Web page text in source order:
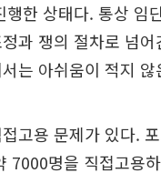
한 상태다. 통상 임
과 쟁의 절차로 넘
는 아쉬움이 적지 않
고용 문제가 있다.
7000명을 직접고용